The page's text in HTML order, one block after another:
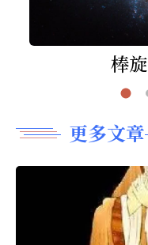
棒
更多文章